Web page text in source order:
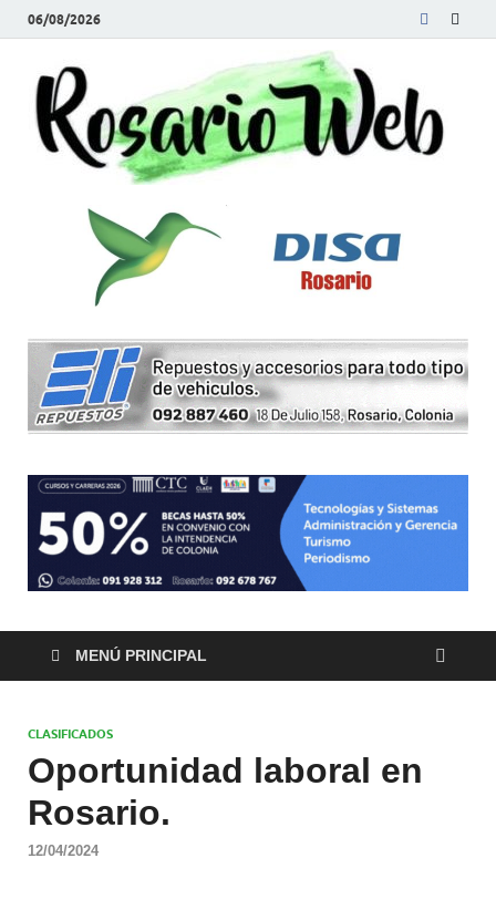
06/08/2026
MENÚ PRINCIPAL
CLASIFICADOS
Oportunidad laboral en
Rosario.
12/04/2024